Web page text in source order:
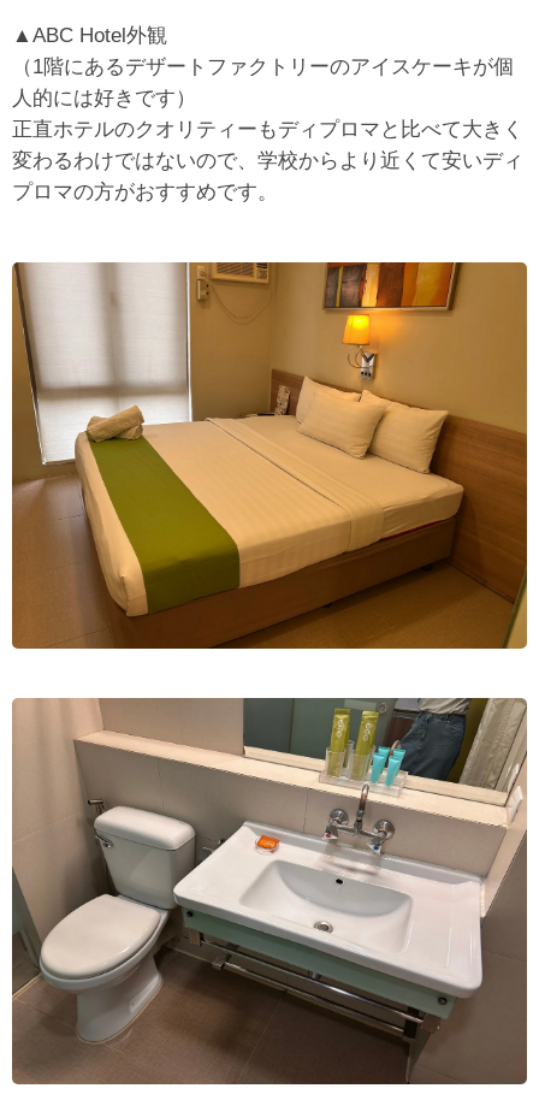
▲ABC Hotel外観
（1階にあるデザートファクトリーのアイスケーキが個
人的には好きです）
正直ホテルのクオリティーもディプロマと比べて大きく
変わるわけではないので、学校からより近くて安いディ
プロマの方がおすすめです。